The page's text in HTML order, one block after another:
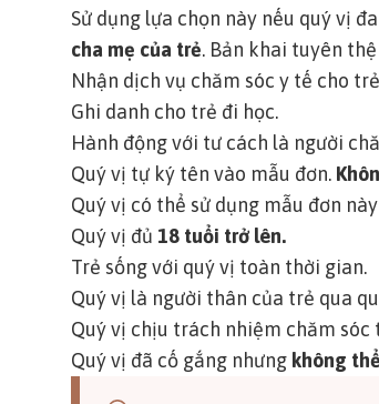
Sử dụng lựa chọn này nếu quý vị
cha mẹ của trẻ. Bản khai tuyên
Nhận dịch vụ chăm sóc y tế cho
Ghi danh cho trẻ đi học.
Hành động với tư cách là người
Quý vị tự ký tên vào mẫu đơn.
Quý vị có thể sử dụng mẫu đơn
Quý vị đủ 18 tuổi trở lên.
Trẻ sống với quý vị toàn thời gian.
Quý vị là người thân của trẻ qua
Quý vị chịu trách nhiệm chăm sóc
Quý vị đã cố gắng nhưng không